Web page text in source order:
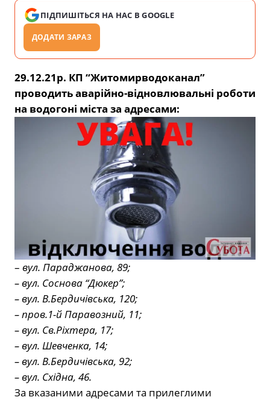
ПІДПИШІТЬСЯ НА НАС В GOOGLE
ДОДАТИ ЗАРАЗ
29.12.21р. КП “Житомирводоканал”
проводить аварійно-відновлювальні роботи
на водогоні міста за адресами:
– вул. Параджанова, 89;
– вул. Соснова “Дюкер”;
– вул. В.Бердичівська, 120;
– пров.1-й Паравозний, 11;
– вул. Св.Ріхтера, 17;
– вул. Шевченка, 14;
– вул. В.Бердичівська, 92;
– вул. Східна, 46.
За вказаними адресами та прилеглими